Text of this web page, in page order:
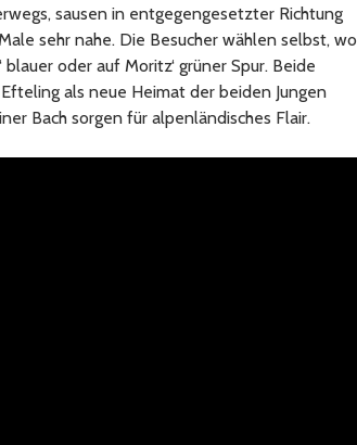
sausen in entgegengesetzter Richtung
sehr nahe. Die Besucher wählen selbst, wo
oder auf Moritz‘ grüner Spur. Beide
als neue Heimat der beiden Jungen
Bach sorgen für alpenländisches Flair.